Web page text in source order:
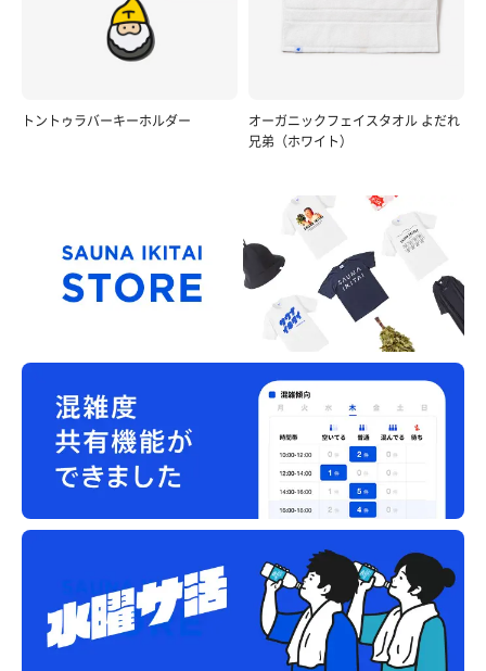
トントゥラバーキーホルダー
オーガニックフェイスタオル よだれ
兄弟（ホワイト）